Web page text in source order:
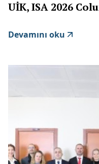
UİK, ISA 2026
Devamını oku